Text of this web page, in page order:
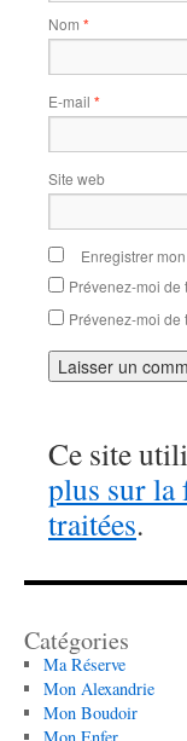
Nom *
E-mail *
Site web
Enregistrer
Prévenez-moi de
Prévenez-moi de
Ce site
plus sur la
traitées.
Catégories
Ma Réserve
Mon Alexandrie
Mon Boudoir